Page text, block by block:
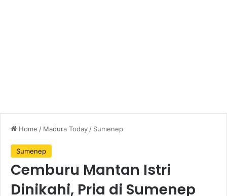
Home / Madura Today / Sumenep
Sumenep
Cemburu Mantan Istri
Dinikahi, Pria di Sumenep